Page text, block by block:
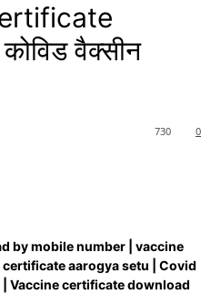
वैक्सीन
0
730
by mobile number | vaccine
aarogya setu | Covid
Vaccine certificate download